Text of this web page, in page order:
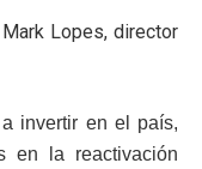
Lopes, director
invertir en el país,
en la reactivación